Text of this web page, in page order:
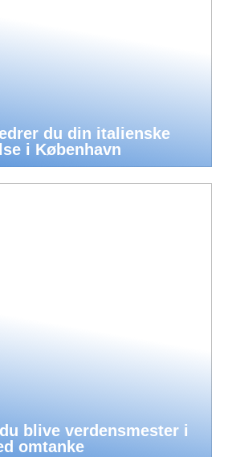
du din italienske
i København
blive verdensmester i
omtanke